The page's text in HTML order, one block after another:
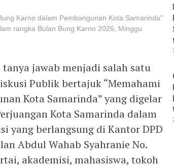
Karno dalam Pembangunan Kota Samarinda"
rangka Bulan Bung Karno 2026, Minggu
tanya jawab menjadi salah satu
Publik bertajuk “Memahami
Kota Samarinda” yang digelar
Kota Samarinda dalam
yang berlangsung di Kantor DPD
Abdul Wahab Syahranie No.
akademisi, mahasiswa, tokoh